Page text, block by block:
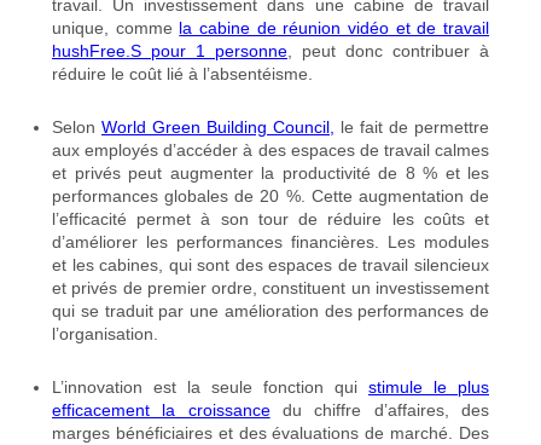
travail. Un investissement dans une cabine de travail
unique, comme la cabine de réunion vidéo et de travail
hushFree.S pour 1 personne, peut donc contribuer à
réduire le coût lié à l’absentéisme.
Selon World Green Building Council, le fait de permettre
aux employés d’accéder à des espaces de travail calmes
et privés peut augmenter la productivité de 8 % et les
performances globales de 20 %. Cette augmentation de
l’efficacité permet à son tour de réduire les coûts et
d’améliorer les performances financières. Les modules
et les cabines, qui sont des espaces de travail silencieux
et privés de premier ordre, constituent un investissement
qui se traduit par une amélioration des performances de
l’organisation.
L’innovation est la seule fonction qui stimule le plus
efficacement la croissancedu chiffre d’affaires, des
marges bénéficiaires et des évaluations de marché. Des